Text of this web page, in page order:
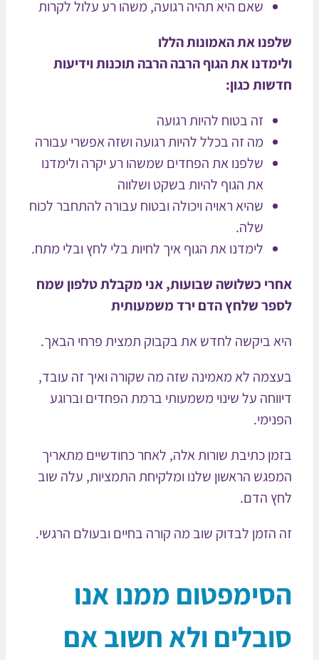
שאם היא תהיה רגועה, משהו רע עלול לקרות
את האמונות הללו
את הגוף הרבה הרבה תוכנות וידיעות
כגון:
זה בטוח להיות רגועה
מה זה בכלל להיות רגועה ושזה אפשרי עבורה
שלפנו את הפחדים שמשהו רע יקרה ולימדנו
את הגוף להיות בשקט ושלווה
שהיא ראויה ויכולה ובטוח עבורה להתחבר לכוח
לימדנו את הגוף איך לחיות בלי לחץ ובלי מתח.
כשלושה שבועות, אני מקבלת טלפון שמח
שלחץ הדם ירד משמעותית
ביקשה לחדש את בקבוק תמצית פרחי הבאך.
לא מאמינה שזה מה שקורה ואיך זה עובד,
על שינוי משמעותי ברמת הפחדים וברוגע
כתיבת שורות אלה, לאחר כחודשיים מתאריך
הראשון שלנו ומלקיחת התמציות, עלה שוב
הדם.
הזמן לבדוק שוב מה קורה בחיים ובעולם הרגשי.
ממנו אנו
ולא חשוב אם